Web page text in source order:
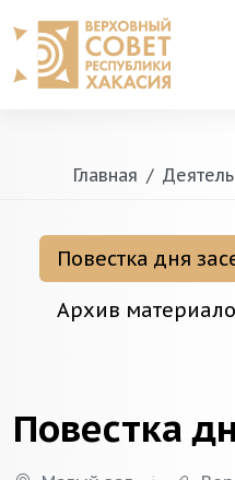
Главная
Повестка дня
Архив
Повестка